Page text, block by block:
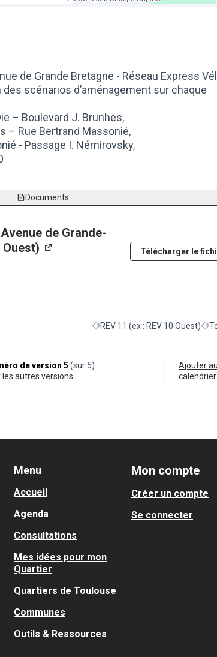
de Grande Bretagne - Réseau Express
scénarios d’aménagement sur chaque
– Boulevard J. Brunhes,
– Rue Bertrand Massonié,
- Passage I. Némirovsky,
Documents
de Grande-
Ouest)
Télécharger le
Filtrer les résultats de la catégorie
REV 11 (ex : REV 10 Ouest)
de version 5 (sur 5)
les autres versions
Ajouter au
calendrier
Menu
Accueil
Agenda
Consultations
Mes idées pour mon
Quartier
Quartiers de Toulouse
Communes
Outils & Ressources
Mon compte
Créer un compte
Se connecter